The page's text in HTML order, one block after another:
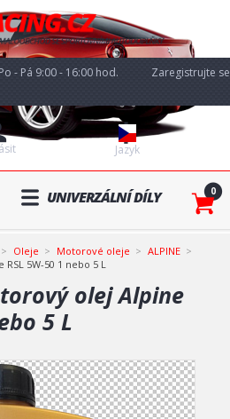
- Pá 9:00 - 16:00 hod.
Jazyk
Zaregistrujte se
UNIVERZÁLNÍ DÍLY 0
Oleje Motorové oleje
ALPINE
5W-50 1 nebo 5 L
olej Alpine
5 L